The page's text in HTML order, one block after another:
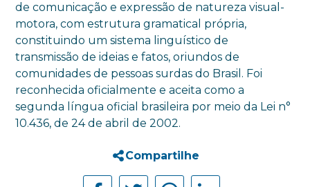
de comunicação e expressão de natureza visual-
motora, com estrutura gramatical própria,
constituindo um sistema linguístico de
transmissão de ideias e fatos, oriundos de
comunidades de pessoas surdas do Brasil. Foi
reconhecida oficialmente e aceita como a
segunda língua oficial brasileira por meio da Lei n°
10.436, de 24 de abril de 2002.
Compartilhe